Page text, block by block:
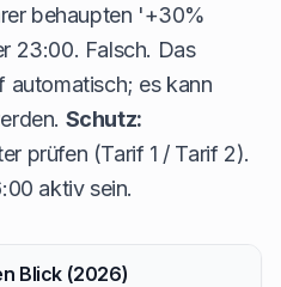
behaupten '+30%
23:00. Falsch. Das
automatisch; es kann
Schutz:
prüfen (Tarif 1 / Tarif 2).
aktiv sein.
Blick (2026)